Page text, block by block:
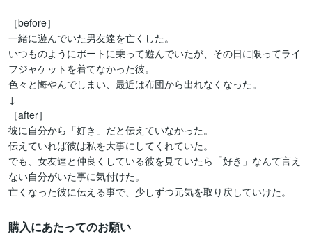
［before］
一緒に遊んでいた男友達を亡くした。
いつものようにボートに乗って遊んでいたが、その日に限ってライ
フジャケットを着てなかった彼。
色々と悔やんでしまい、最近は布団から出れなくなった。
↓
［after］
彼に自分から「好き」だと伝えていなかった。
伝えていれば彼は私を大事にしてくれていた。
でも、女友達と仲良くしている彼を見ていたら「好き」なんて言え
ない自分がいた事に気付けた。
購入にあたってのお願い